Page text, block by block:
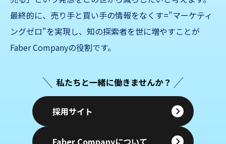
最終的に、売り手と買い手の情報をなくす="マーケティ
ングゼロ"を実現し、知の探索者を世に増やすことが
Faber Companyの役割です。
採用サイト
Faber Companyについて